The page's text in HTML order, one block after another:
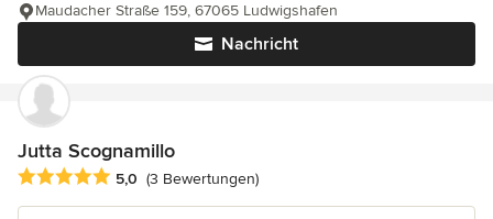
Nachricht
Maudacher Straße 159, 67065 Ludwigshafen
Jutta Scognamillo
Durchschnittliche Bewertung: 5 von 5 Sternen
5,0 (3 Bewertungen)